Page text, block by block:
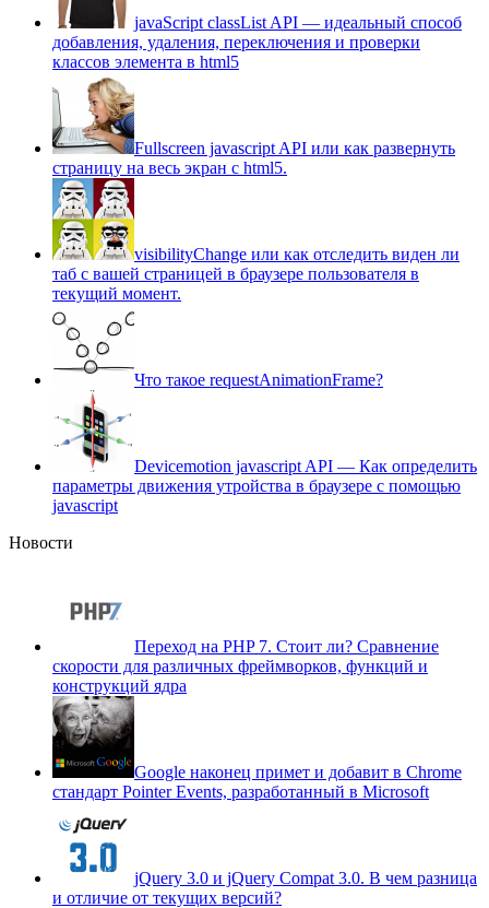
javaScript classList API — идеальный способ
добавления, удаления, переключения и проверки
классов элемента в html5
Fullscreen javascript API или как развернуть
страницу на весь экран c html5.
visibilityChange или как отследить виден ли
таб с вашей страницей в браузере пользователя в
текущий момент.
Что такое requestAnimationFrame?
Devicemotion javascript API — Как определить
параметры движения утройства в браузере с помощью
javascript
Новости
Переход на PHP 7. Cтоит ли? Сравнение
скорости для различных фреймворков, функций и
конструкций ядра
Google наконец примет и добавит в Chrome
стандарт Pointer Events, разработанный в Microsoft
jQuery 3.0 и jQuery Compat 3.0. В чем разница
и отличие от текущих версий?